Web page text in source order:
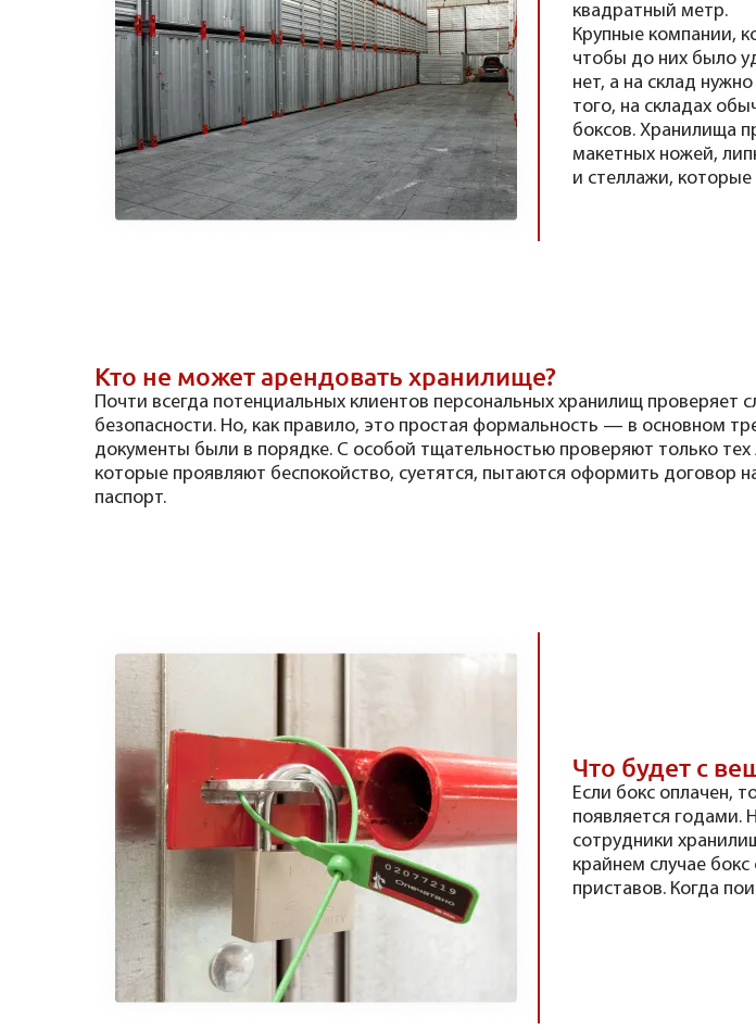
квадратный метр.
Крупные компании,
чтобы до них было
нет, а на склад
того, на складах
боксов. Хранилища
макетных ножей,
и стеллажи,
Кто не может арендовать хранилище?
Почти всегда потенциальных клиентов персональных хранилищ проверяет
безопасности. Но, как правило, это простая формальность — в основном
документы были в порядке. С особой тщательностью проверяют только
которые проявляют беспокойство, суетятся, пытаются оформить договор
паспорт.
Что будет с
Если бокс оплачен,
появляется годами.
сотрудники
крайнем случае
приставов. Когда